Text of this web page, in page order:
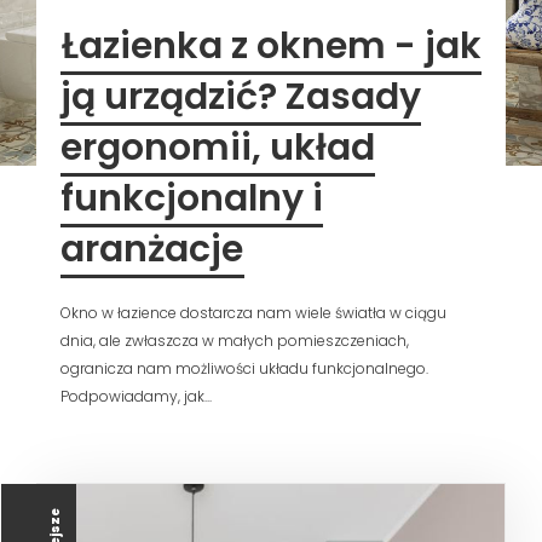
Łazienka z oknem - jak
ją urządzić? Zasady
ergonomii, układ
funkcjonalny i
aranżacje
Okno w łazience dostarcza nam wiele światła w ciągu
dnia, ale zwłaszcza w małych pomieszczeniach,
ogranicza nam możliwości układu funkcjonalnego.
Podpowiadamy, jak...